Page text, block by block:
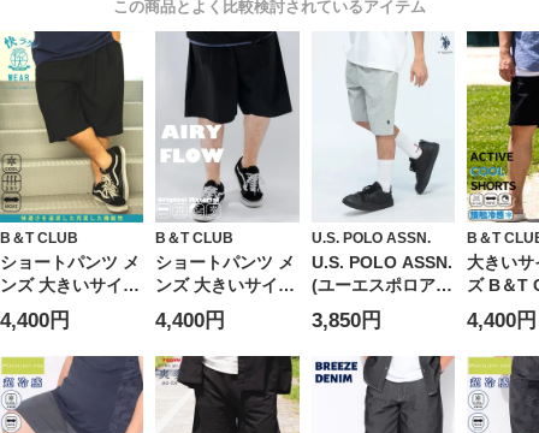
この商品とよく比較検討されているアイテム
B＆T CLUB
ショートパンツ メ
ンズ 大きいサイズ
快ラクWEAR 冷感
ドライ ショーツ
ボトムス ストレッ
チ 鹿の子 半ズボ
ン 涼しい 春 夏
4,400円
B＆T CLUB
ショートパンツ メ
ンズ 大きいサイズ
AIRYFLOW スト
レッチ 吸水速乾
UVカット 接触冷
感 ショーツ ボト
ムス パンツ 半ズ
ボン 涼しい 春 夏
4,400円
U.S. POLO ASSN.
U.S. POLO ASSN.
(ユーエスポロアッ
スン) ショートパ
ンツ 接触冷感 ワ
ンポイント ハーフ
パンツ ボトムス
半ズボン シンプル
ベーシック 春 夏
3,850円
B＆T
大きい
ズ B＆T
ーアン
ラブ)
レッチ
ティブ
ンツ
4,400円